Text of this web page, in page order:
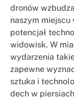
dronów
naszym miejscu
potencjał
widowisk. W
wydarzenia
zapewne
sztuka i
dech w